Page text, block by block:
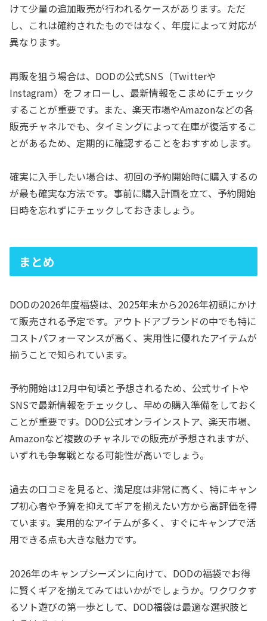
けて少量の追加販売が行われるケースがあります。ただ
し、これは確約されたものではなく、年度によって対応が
異なります。
再販を狙う場合は、DODの公式SNS（Twitterや
Instagram）をフォローし、最新情報をこまめにチェック
することが重要です。また、楽天市場やAmazonなどの各
販売チャネルでも、タイミングによって在庫が復活するこ
とがあるため、定期的に確認することをおすすめします。
確実に入手したい場合は、初回の予約開始時に購入するの
が最も確実な方法です。事前に購入計画を立て、予約開始
日時を忘れずにチェックしておきましょう。
まとめ
DODの2026年度福袋は、2025年末から2026年初頭にかけ
て販売される予定です。アウトドアブランドの中でも特に
コストパフォーマンスが高く、実用性に優れたアイテムが
揃うことで知られています。
予約開始は12月中旬頃と予想されるため、公式サイトや
SNSで最新情報をチェックし、早めの購入準備をしておく
ことが重要です。DOD公式オンラインストア、楽天市場、
Amazonなど複数のチャネルでの販売が予想されますが、
いずれも争奪戦となる可能性が高いでしょう。
過去の口コミを見ると、満足度は非常に高く、特にキャン
プ初心者や予算を抑えてギアを揃えたい方から高評価を得
ています。実用的なアイテムが多く、すぐにキャンプで活
用できる点も大きな魅力です。
2026年のキャンプシーズンに向けて、DODの福袋でお得
に賢くギアを揃えてみてはいかがでしょうか。ワクワクす
るソト遊びの第一歩として、DOD福袋は最適な選択肢と